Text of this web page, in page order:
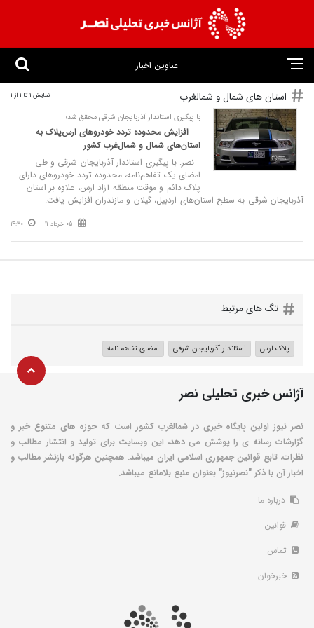
عناوین اخبار
استان های-شمال-و-شمالغرب نمایش 1 تا 1 از 1
با پیگیری استاندار آذربایجان شرقی محقق شد؛
افزایش محدوده تردد خودروهای ارس‌پلاک به
استان‌های شمال و شمال‌غرب کشور
نصر: با پیگیری استاندار آذربایجان شرقی و طی
امضای یک تفاهم‌نامه، محدوده تردد خودروهای دارای
پلاک دائم و موقت منطقه آزاد ارس، علاوه بر استان
آذربایجان شرقی به سطح استان‌های اردبیل، گیلان و مازندران افزایش یافت.
05 خرداد 11 14:30
تگ های مرتبط
پلاک ارس استاندار آذربایجان شرقی امضای تفاهم نامه
آژانس خبری تحلیلی نصر
نصر نیوز اولین پایگاه خبری در شمالغرب کشور است که حوزه های متنوع خبر و
گزارشات رسانه ی را پوشش می دهد، این وبسایت برای تولید و انتشار مطالب و
نظرات، تابع قوانین جمهوری اسلامی ایران میباشد. همچنین هرگونه بازنشر مطالب و
اخبار آن با ذکر "نصرنیوز" بعنوان منبع بلامانع میباشد.
درباره ما
قوانین
تماس
خبرخوان